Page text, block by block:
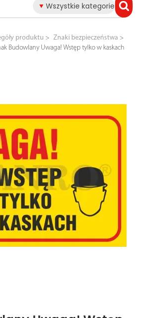
Wszystkie kategorie
produktu
Znaki bezpieczeństwa
Budowlany Uwaga! Wstęp tylko w kaskach